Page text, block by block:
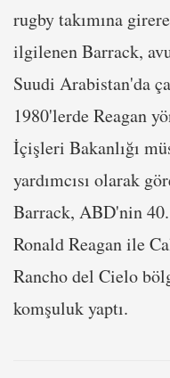
rugby takımına
ilgilenen Barrack,
Suudi Arabistan'da
1980'lerde Reagan
İçişleri Bakanlığı
yardımcısı olarak
Barrack, ABD'nin 40.
Ronald Reagan ile
Rancho del Cielo
komşuluk yaptı.